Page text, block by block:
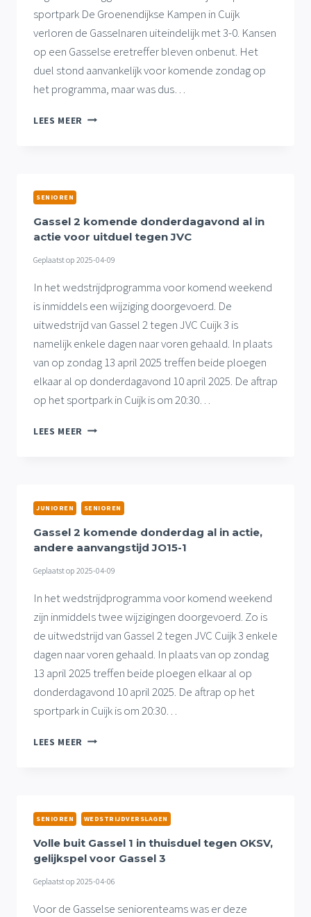
sportpark De Groenendijkse Kampen in Cuijk
verloren de Gasselnaren uiteindelijk met 3-0. Kansen
op een Gasselse eretreffer bleven onbenut. Het
duel stond aanvankelijk voor komende zondag op
het programma, maar was dus…
LEES MEER GEEN
DAGEN
EERDER
UITDUEL
SENIOREN
Gassel 2 komende donderdagavond al in
actie voor uitduel tegen JVC
Geplaatst op 2025-04-09
In het wedstrijdprogramma voor komend weekend
is inmiddels een wijziging doorgevoerd. De
uitwedstrijd van Gassel 2 tegen JVC Cuijk 3 is
namelijk enkele dagen naar voren gehaald. In plaats
van op zondag 13 april 2025 treffen beide ploegen
elkaar al op donderdagavond 10 april 2025. De aftrap
op het sportpark in Cuijk is om 20:30…
LEES MEER GASSEL
IN
ACTIE
VOOR
UITDUEL
JVC
JUNIOREN SENIOREN
Gassel 2 komende donderdag al in actie,
andere aanvangstijd JO15-1
Geplaatst op 2025-04-09
In het wedstrijdprogramma voor komend weekend
zijn inmiddels twee wijzigingen doorgevoerd. Zo is
de uitwedstrijd van Gassel 2 tegen JVC Cuijk 3 enkele
dagen naar voren gehaald. In plaats van op zondag
13 april 2025 treffen beide ploegen elkaar al op
donderdagavond 10 april 2025. De aftrap op het
sportpark in Cuijk is om 20:30…
LEES MEER GASSEL
IN
ACTIE,
ANDERE
AANVANGSTIJD
1
SENIOREN WEDSTRIJDVERSLAGEN
Volle buit Gassel 1 in thuisduel tegen OKSV,
gelijkspel voor Gassel 3
Geplaatst op 2025-04-06
Voor de Gasselse seniorenteams was er deze